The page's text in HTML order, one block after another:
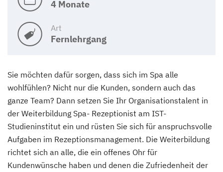
4 Monate
Art
Fernlehrgang
Sie möchten dafür sorgen, dass sich im Spa alle
wohlfühlen? Nicht nur die Kunden, sondern auch das
ganze Team? Dann setzen Sie Ihr Organisationstalent in
der Weiterbildung Spa- Rezeptionist am IST-
Studieninstitut ein und rüsten Sie sich für anspruchsvolle
Aufgaben im Rezeptionsmanagement. Die Weiterbildung
richtet sich an alle, die ein offenes Ohr für
Kundenwünsche haben und denen die Zufriedenheit der